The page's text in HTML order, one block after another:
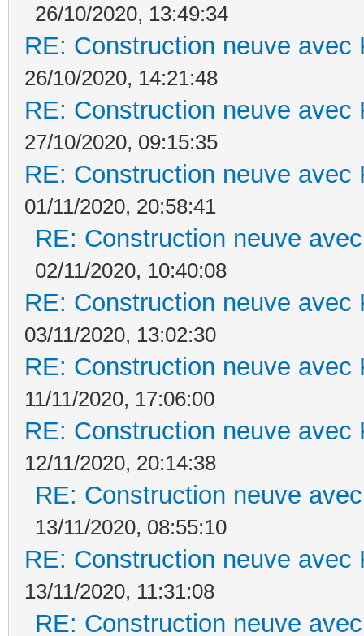
26/10/2020, 13:49:34
RE: Construction neuve avec
26/10/2020, 14:21:48
RE: Construction neuve avec
27/10/2020, 09:15:35
RE: Construction neuve avec
01/11/2020, 20:58:41
RE: Construction neuve
02/11/2020, 10:40:08
RE: Construction neuve avec
03/11/2020, 13:02:30
RE: Construction neuve avec
11/11/2020, 17:06:00
RE: Construction neuve avec
12/11/2020, 20:14:38
RE: Construction neuve
13/11/2020, 08:55:10
RE: Construction neuve avec
13/11/2020, 11:31:08
RE: Construction neuve